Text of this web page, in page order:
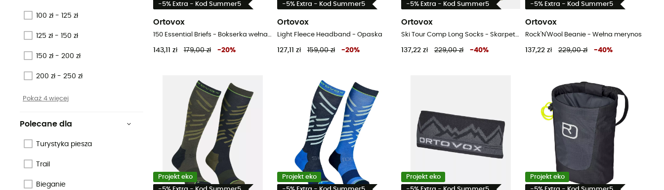
100 zł - 125 zł
125 zł - 150 zł
150 zł - 200 zł
200 zł - 250 zł
Pokaż 4 więcej
Polecane dla
Turystyka piesza
Trail
Bieganie
-5% Extra - Kod Summer5
Ortovox
150 Essential Briefs - Bokserka wełna merynosów
143,11 zł 179,00 zł -20%
-5% Extra - Kod Summer5
Ortovox
Light Fleece Headband - Opaska
127,11 zł 159,00 zł -20%
-5% Extra - Kod Summer5
Ortovox
Ski Tour Comp Long Socks - Skarpety z wełny Merino® męskie
137,22 zł 229,00 zł -40%
-5% Extra - Kod Summer5
Ortovox
Rock'N'Wool Beanie - Wełna merynos
137,22 zł 229,00 zł -40%
Projekt eko
Projekt eko
Projekt eko
Projekt eko